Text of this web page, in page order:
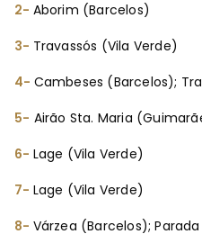
2- Aborim (Barcelos)
3- Travassós (Vila Verde)
4- Cambeses (Barcelos);
5- Airão Sta. Maria
6- Lage (Vila Verde)
7- Lage (Vila Verde)
8- Várzea (Barcelos);